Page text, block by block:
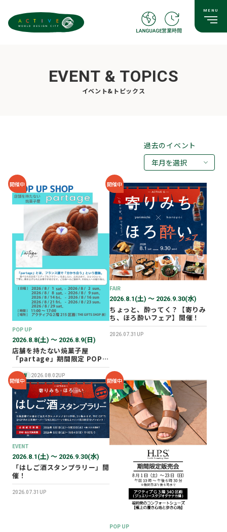
EVENT & TOPICS
イベント&トピックス
過去のイベント
年月を選択
2026年07月
2026年05月
2026年03月
2026年02月
2025年12月
2025年11月
2025年10月
開催中
POP UP
2026.8.8(土) 〜 2026.8.9(日)
店舗を持たない焼菓子屋
「partage」期間限定 POP
UP SHOP オープン！
NEW 2026.08.02UP
開催中
FAIR
2026.8.1(土) 〜 2026.9.30(水)
ちょっと、酔ってく？【寄りみ
ち、ほろ酔いフェア】開催！
2026.07.31UP
開催中
EVENT
2026.8.1(土) 〜 2026.9.30(水)
「はしご酒スタンプラリー」開
催！
2026.07.31UP
開催中
POP UP